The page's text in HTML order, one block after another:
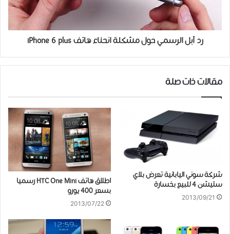
رد آبل الرسمي حول مشكلة انحناء هاتف iPhone 6 plus
مقالات ذات صلة
شركة سوني اليابانية تعرض بلاي
ستيشن 4 للبيع بخسارة
2013/09/21
اطلاق هاتف HTC One Mini رسميا
بسعر 400 يورو
2013/07/22